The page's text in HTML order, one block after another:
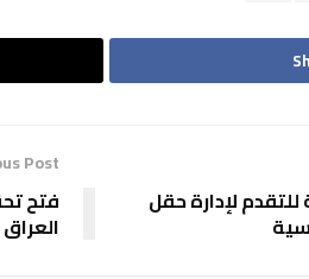
Post
فتح لإدارة حقل